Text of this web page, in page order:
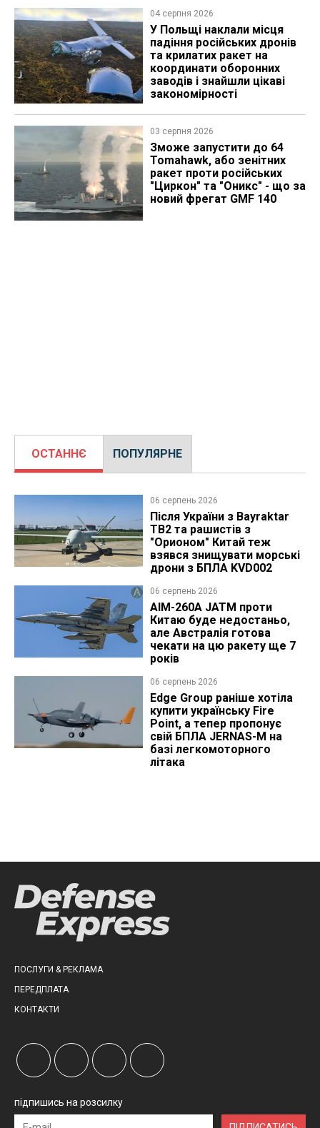
04 серпня 2026
У Польщі наклали місця
падіння російських дронів
та крилатих ракет на
координати оборонних
заводів і знайшли цікаві
закономірності
03 серпня 2026
Зможе запустити до 64
Tomahawk, або зенітних
ракет проти російських
"Циркон" та "Оникс" - що за
новий фрегат GMF 140
ОСТАННЄ ПОПУЛЯРНЕ
06 серпень 2026
Після України з Bayraktar
TB2 та рашистів з
"Орионом" Китай теж
взявся знищувати морські
дрони з БПЛА KVD002
06 серпень 2026
AIM-260A JATM проти
Китаю буде недостаньо,
але Австралія готова
чекати на цю ракету ще 7
років
06 серпень 2026
Edge Group раніше хотіла
купити українську Fire
Point, а тепер пропонує
свій БПЛА JERNAS-M на
базі легкомоторного
літака
ПОСЛУГИ & РЕКЛАМА
ПЕРЕДПЛАТА
КОНТАКТИ
підпишись на розсилку